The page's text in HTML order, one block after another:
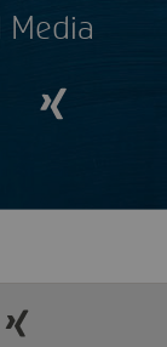
Xing